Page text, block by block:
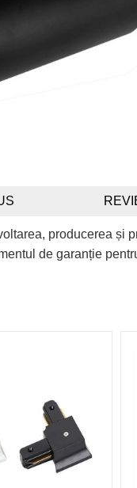
producerea
de garanție